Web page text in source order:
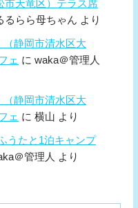
市天竜区）テラス席
るらら母ちゃん より
静岡市清水区大
ェ に waka＠管理人
静岡市清水区大
ェ に 横山 より
うたと1泊キャンプ
＠管理人 より